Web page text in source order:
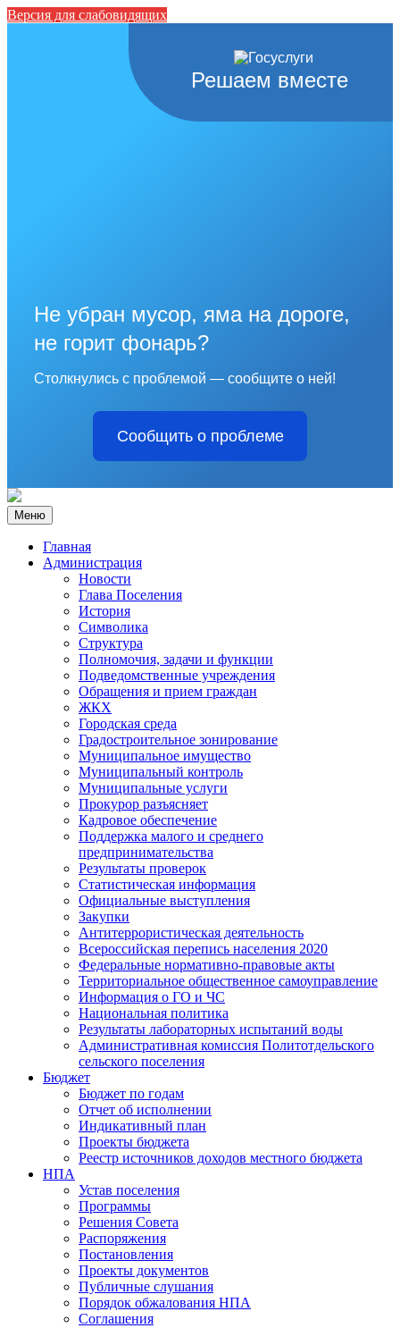
Версия для слабовидящих
Решаем вместе
Не убран мусор, яма на дороге,
не горит фонарь?
Столкнулись с проблемой — сообщите о ней!
Сообщить о проблеме
Меню
Главная
Администрация
Новости
Глава Поселения
История
Символика
Структура
Полномочия, задачи и функции
Подведомственные учреждения
Обращения и прием граждан
ЖКХ
Городская среда
Градостроительное зонирование
Муниципальное имущество
Муниципальный контроль
Муниципальные услуги
Прокурор разъясняет
Кадровое обеспечение
Поддержка малого и среднего
предпринимательства
Результаты проверок
Статистическая информация
Официальные выступления
Закупки
Антитеррористическая деятельность
Всероссийская перепись населения 2020
Федеральные нормативно-правовые акты
Территориальное общественное самоуправление
Информация о ГО и ЧС
Национальная политика
Результаты лабораторных испытаний воды
Административная комиссия Политотдельского
сельского поселения
Бюджет
Бюджет по годам
Отчет об исполнении
Индикативный план
Проекты бюджета
Реестр источников доходов местного бюджета
НПА
Устав поселения
Программы
Решения Совета
Распоряжения
Постановления
Проекты документов
Публичные слушания
Порядок обжалования НПА
Соглашения